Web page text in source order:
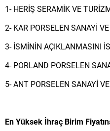
1- HERİŞ SERAMİK VE
2- KAR PORSELEN SANAYİ
3- İSMİNİN AÇIKLANMASINI
4- PORLAND PORSELEN
5- ANT PORSELEN SANAYİ
En Yüksek İhraç Birim